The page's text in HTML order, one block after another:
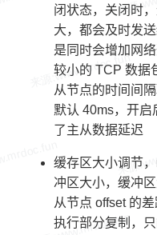
lazyfree-lazy-
oom-score-adj
oom-score-adj-
disable-thp
appendonly yes
闭状态，关闭时
大，都会及时发
是同时会增加网
较小的 TCP 数据
从节点的时间间
默认 40ms，开启
了主从数据延迟
缓存区大小调节
冲区大小，缓冲
从节点 offset 的
执行部分复制，